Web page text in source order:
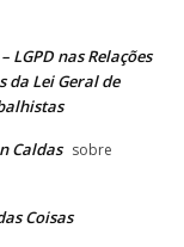
LGPD nas Relações
da Lei Geral de
Caldas sobre
Coisas